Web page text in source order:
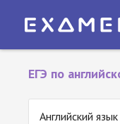
ЕГЭ по
Английский язык